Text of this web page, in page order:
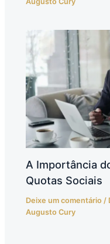
A Importância
Quotas Sociais
Deixe um comentário /
Augusto Cury